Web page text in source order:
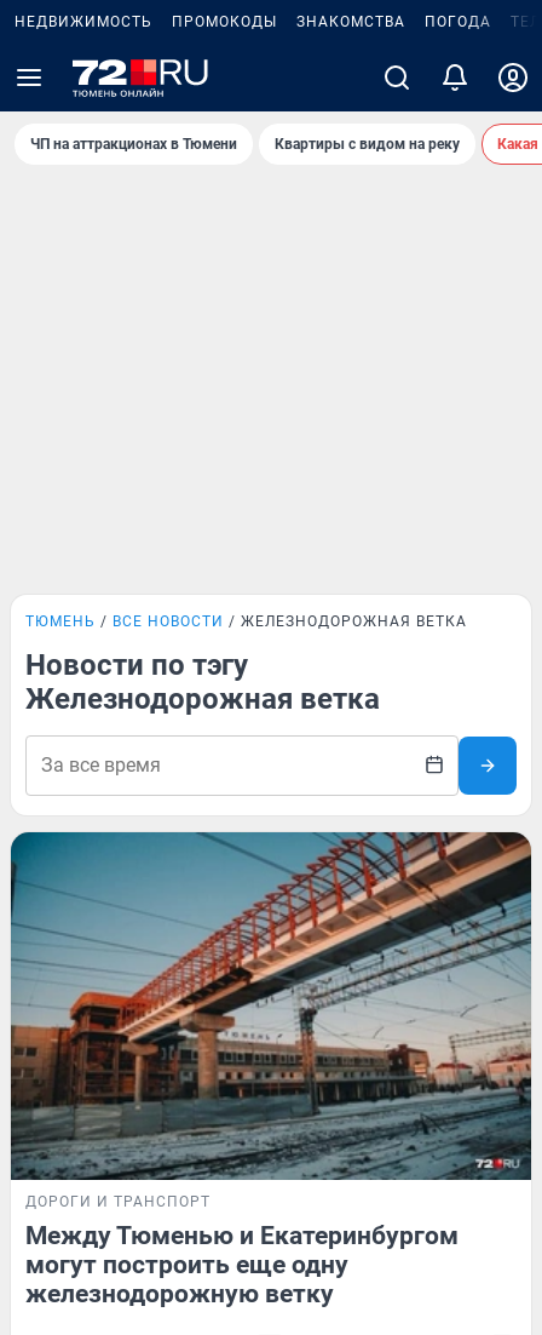
НЕДВИЖИМОСТЬ ПРОМОКОДЫ ЗНАКОМСТВА ПОГОДА
ЧП на аттракционах в Тюмени Квартиры с видом на реку
ТЮМЕНЬ ВСЕ НОВОСТИ ЖЕЛЕЗНОДОРОЖНАЯ ВЕТКА
Новости по тэгу
Железнодорожная ветка
ДОРОГИ И ТРАНСПОРТ
Между Тюменью и Екатеринбургом
могут построить еще одну
железнодорожную ветку